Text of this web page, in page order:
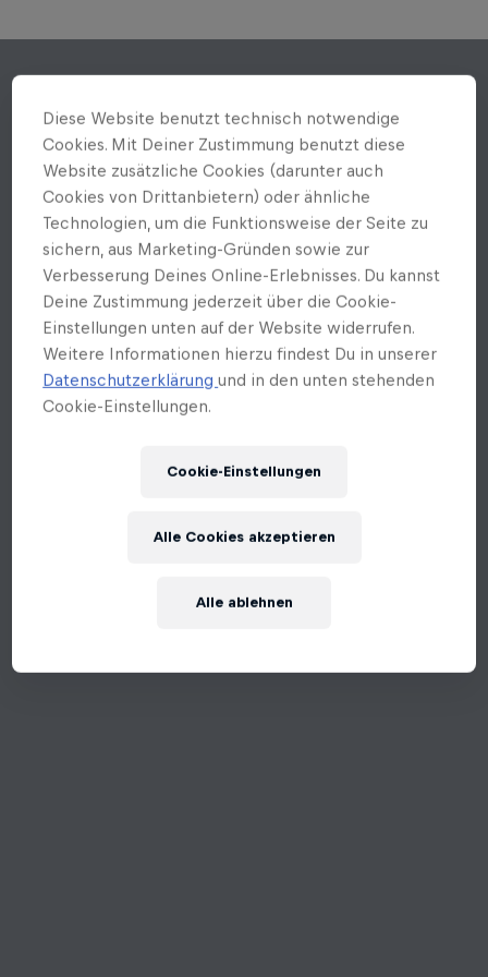
Diese Website benutzt technisch notwendige
Cookies. Mit Deiner Zustimmung benutzt diese
Website zusätzliche Cookies (darunter auch
Cookies von Drittanbietern) oder ähnliche
Technologien, um die Funktionsweise der Seite zu
sichern, aus Marketing-Gründen sowie zur
Verbesserung Deines Online-Erlebnisses. Du kannst
Deine Zustimmung jederzeit über die Cookie-
Einstellungen unten auf der Website widerrufen.
Weitere Informationen hierzu findest Du in unserer
Datenschutzerklärungund in den unten stehenden
Cookie-Einstellungen.
Cookie-Einstellungen
Alle ablehnen
Alle Cookies akzeptieren